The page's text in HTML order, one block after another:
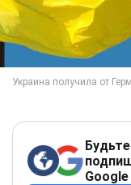
Google